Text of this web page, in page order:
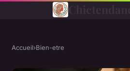
Accueil›Bien-etre